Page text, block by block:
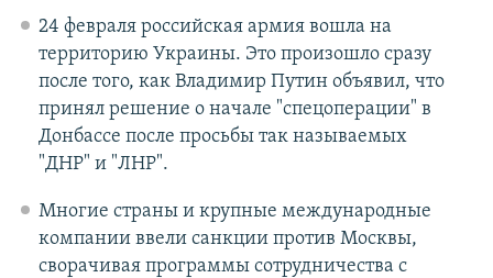
24 февраля российская армия вошла на
территорию Украины. Это произошло сразу
после того, как Владимир Путин объявил, что
принял решение о начале "спецоперации" в
Донбассе после просьбы так называемых
"ДНР" и "ЛНР".
Многие страны и крупные международные
компании ввели санкции против Москвы,
сворачивая программы сотрудничества с